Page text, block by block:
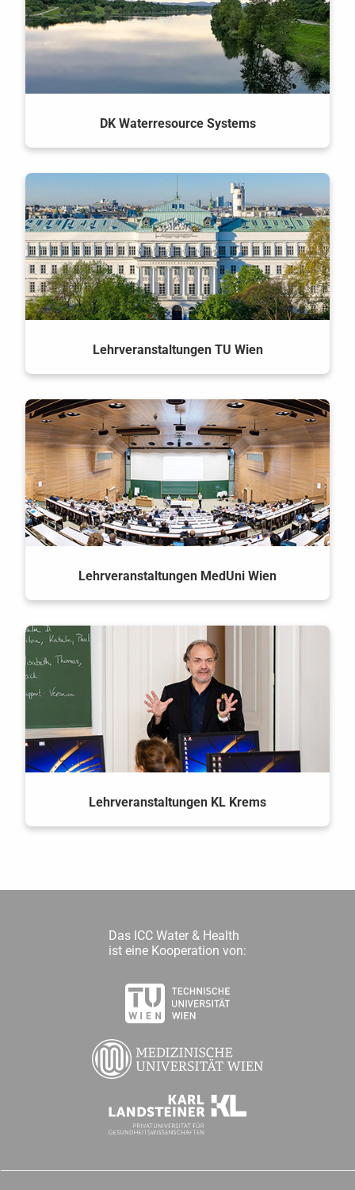
DK Waterresource Systems
Lehrveranstaltungen TU Wien
Lehrveranstaltungen MedUni Wien
Lehrveranstaltungen KL Krems
Das ICC Water & Health
ist eine Kooperation von: